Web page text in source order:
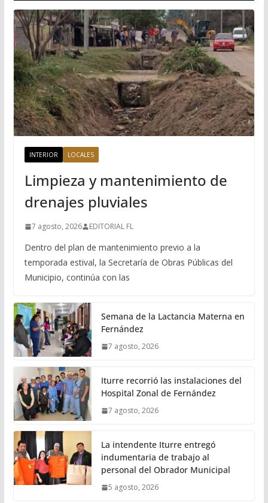
INTERIOR LOCALES
Limpieza y mantenimiento de
drenajes pluviales
7 agosto, 2026 EDITORIAL FL
Dentro del plan de mantenimiento previo a la
temporada estival, la Secretaría de Obras Públicas del
Municipio, continúa con las
Semana de la Lactancia Materna en
Fernández
7 agosto, 2026
Iturre recorrió las instalaciones del
Hospital Zonal de Fernández
7 agosto, 2026
La intendente Iturre entregó
indumentaria de trabajo al
personal del Obrador Municipal
5 agosto, 2026